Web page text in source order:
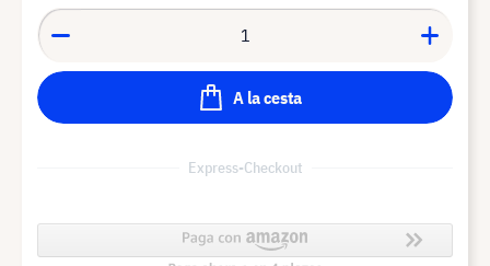
A la cesta
Express-Checkout